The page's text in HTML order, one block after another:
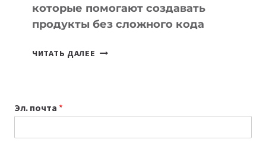
которые помогают создавать
продукты без сложного кода
ЧИТАТЬ ДАЛЕЕ
СОЗДАВАТЬ
Эл. почта *